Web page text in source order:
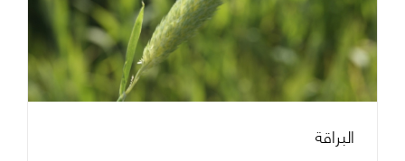
البراقة